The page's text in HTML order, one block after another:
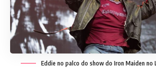
Eddie no palco do show do Iron Maiden no